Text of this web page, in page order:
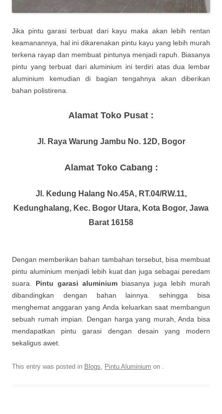
Jika pintu garasi terbuat dari kayu maka akan lebih rentan
keamanannya, hal ini dikarenakan pintu kayu yang lebih murah
terkena rayap dan membuat pintunya menjadi rapuh. Biasanya
pintu yang terbuat dari aluminium ini terdiri atas dua lembar
aluminium kemudian di bagian tengahnya akan diberikan
bahan polistirena.
Alamat Toko Pusat :
Jl. Raya Warung Jambu No. 12D, Bogor
Alamat Toko Cabang :
Jl. Kedung Halang No.45A, RT.04/RW.11,
Kedunghalang, Kec. Bogor Utara, Kota Bogor, Jawa
Barat 16158
Dengan memberikan bahan tambahan tersebut, bisa membuat
pintu aluminium menjadi lebih kuat dan juga sebagai peredam
suara. Pintu garasi aluminium biasanya juga lebih murah
dibandingkan dengan bahan lainnya. sehingga bisa
menghemat anggaran yang Anda keluarkan saat membangun
sebuah rumah impian. Dengan harga yang murah, Anda bisa
mendapatkan pintu garasi dengan desain yang modern
sekaligus awet.
This entry was posted in Blogs, Pintu Aluminium on .